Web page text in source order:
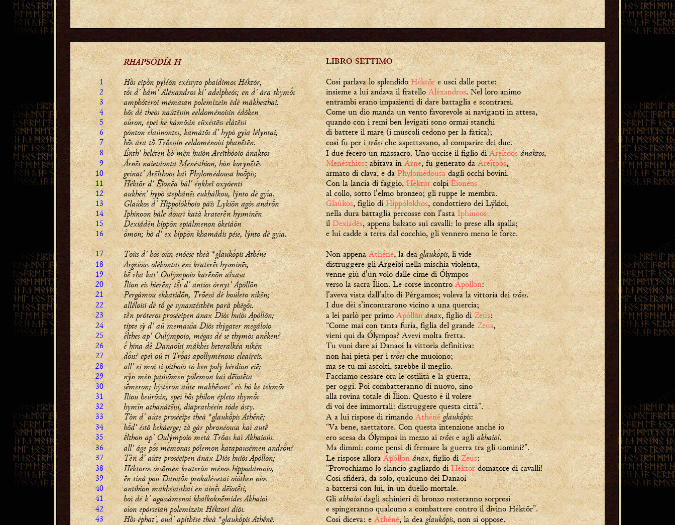
RHAPSŌDÍA Η LIBRO SETTIMO
1 Hṑs eipṑn pyléōn exéssyto phaídimos Héktōr, Così parlava lo splendidoHéktōre uscì dalle porte:
2
tı d' hám' Aléxandros kí' adelpheós; en d' ára thymı insieme a lui andava il fratelloAléxandros. Nel loro animo
3
amphóteroi mémasan polemízein ēdè mákhesthai.
entrambi erano impazienti di dare battaglia e scontrarsi.
4
hōs dè theòs naútēısin eeldoménoisin édōken
Come un dio manda un vento favorevole ai naviganti in attesa,
5
oûron, epeí ke kámōsin eüxéstēıs elátēısi
quando con i remi ben levigati sono ormai stanchi
6
pónton elaúnontes, kamátōı d' hypò gyîa lélyntai,
di battere il mare (i muscoli cedono per la fatica);
7
hṑs ára tṑ Trṓessin eeldoménoisi phanḗtēn. così fu per itresche aspettavano, al comparire dei due.
8
Énth' helétēn hò mèn huiòn Arēïthóoio ánaktos I due fecero un massacro. Uno uccise il figlio diArēḯtoos ánaktos,
9
Árnēı naietáonta Menésthion, hòn korynḗtēs Menésthios: abitava inÁrnē, fu generato daArēḯtoos,
10
geínat' Arēḯthoos kaì Phylomédousa bopis; armato di clava, e daPhylomédousadagli occhi bovini.
11
Héktōr d' Ēïona bál' éŋkheï oxyóenti Con la lancia di faggio,HéktōrcolpìĒionos
12
aukhén' hypò stephánēs eukhálkou, lýnto dè gyîa.
al collo, sotto l'elmo bronzeo; gli ruppe le membra.
13
Glaûkos d' Hippolókhoio páïs Lykíōn agòs andrn Glaûkos, figlio diHippólokhos, condottiero dei Lýkioi,
14
Iphínoon bále dourì katà kraterḕn hysmínēn nella dura battaglia percosse con l'astaIphínoos
15
Dexiádēn híppōn epiálmenon ōkeiáōn ilDexiádēs, appena balzato sui cavalli: lo prese alla spalla;
16
mon; hò d' ex híppōn khamádis pése, lýnto dè gyîa.
e lui cadde a terra dal cocchio, gli vennero meno le forze.
17
Toùs d' hōs oûn enóēse theà *glaukpis Athḗnē Non appenaAthḗnē, la deaglaukpis, li vide
18
Argeíous olékontas enì kraterı hysmínēı,
distruggere gli Argeîoi nella mischia violenta,
19
b rha kat' Oulýmpoio karḗnōn aḯxasa
venne giù d'un volo dalle cime di Ólympos
20
Ílion eis hierḗn; tı d' antíos órnyt' Apóllōn verso la sacra Ílion. Le corse incontroApóllōn:
21
Pergámou ekkatidṓn, Trṓessi dè boúleto níkēn; l'aveva vista dall'alto di Pérgamos; voleva la vittoria deitres.
22
allḗloisi dè tṓ ge synantésthēn parà phēgı.
I due dèi s'incontrarono vicino a una quercia;
23
tḕn próteros proséeipen ánax Diòs huiòs Apóllōn; a lei parlò per primoApóllōnánax, figlio diZeús:
24
típte sỳ d' aû memauîa Diòs thýgater megáloio “Come mai con tanta furia, figlia del grandeZeús,
25
lthes ap' Oulýmpoio, mégas dé se thymòs anken?
vieni qui da Ólympos? Avevi molta fretta.
26
 hína dḕ Danaoîsi mákhēs heteralkéa níkēn
Tu vuoi dare ai Danaoí la vittoria definitiva:
27
dıs? epeì oú ti Tras apollyménous eleaíreis. non hai pietà per itresche muoiono;
28
all' eí moí ti píthoio tó ken polỳ kérdion eíē;
ma se tu mi ascolti, sarebbe il meglio.
29
nŷn mèn paúsōmen pólemon kaì dēïotta
Facciamo cessare ora le ostilità e la guerra,
30
sḗmeron; hýsteron aûte makhḗsont' eis hó ke tékmōr
per oggi. Poi combatteranno di nuovo, sino
31
Ilíou heúrōsin, epeì hṑs phílon épleto thymı
alla rovina totale di Ílion. Questo è il volere
32
hymîn athanátēısi, diaprathéein tóde ásty.
di voi dee immortali: distruggere questa città”.
33
Tòn d' aûte proséeipe theà *glaukpis Athḗnē; A a lui rispose di rimandoAthḗnē glaukpis:
34
hd' éstō hekáerge; tà gàr phronéousa kaì autḕ
“Va bene, saettatore. Con questa intenzione anche io
35
lthon ap' Oulýmpoio metà Tras kaì Akhaioús. ero scesa da Ólympos in mezzo aitrese agliakhaioí.
36
all' áge ps mémonas pólemon katapausémen andrn?
Ma dimmi: come pensi di fermare la guerra tra gli uomini?”.
37
Tḕn d' aûte proséeipen ánax Diòs huiòs Apóllōn; Le rispose alloraApóllōn ánax, figlio diZeús:
38
Héktoros órsōmen krateròn ménos hippodámoio, “Provochiamo lo slancio gagliardo diHéktōrdomatore di cavalli!
39
ḗn tiná pou Danan prokaléssetai oióthen oîos
Così sfiderà, da solo, qualcuno dei Danaoí
40
antíbion makhésasthai en ainı dēïotti,
a battersi con lui, in un duello mortale.
41
hoì dé k' agassámenoi khalkoknḗmides Akhaioì Gliakhaioídagli schinieri di bronzo resteranno sorpresi
42
oîon epórseian polemízein Héktori díōı.
e spingeranno qualcuno a combattere contro il divino Héktōr”.
43
Hṑs éphat', oud' apíthēse theà *glaukpis Athḗnē. Così diceva: eAthḗnē, la deaglaukpis, non si oppose.